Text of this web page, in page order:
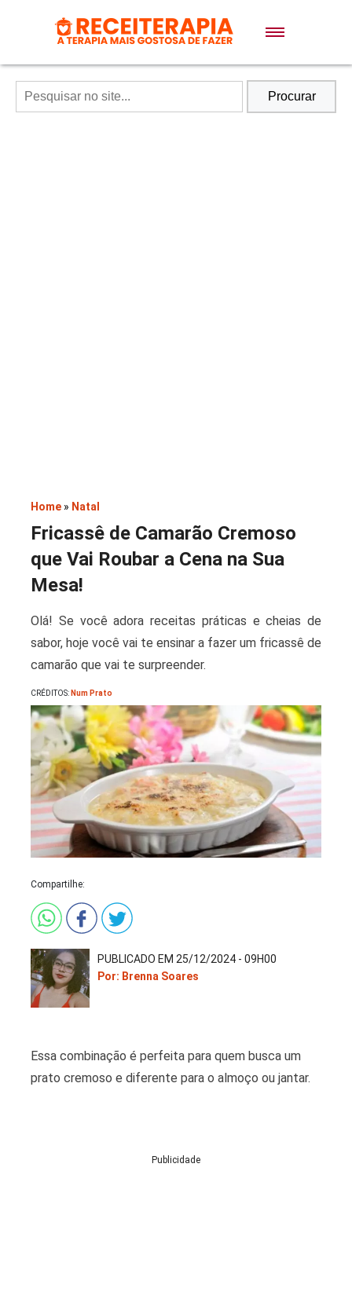
Doces e Sobremesas
Air Fryer
Procurar
Home » Natal
Fricassê ​​de Camarão Cremoso
que Vai Roubar a Cena na Sua
Mesa!
Olá! Se você adora receitas práticas e cheias de
sabor, hoje você vai te ensinar a fazer um fricassê ​​de
camarão que vai te surpreender.
CRÉDITOS: Num Prato
Compartilhe:
PUBLICADO EM 25/12/2024 - 09H00
Por: Brenna Soares
Essa combinação é perfeita para quem busca um
prato cremoso e diferente para o almoço ou jantar.
Publicidade